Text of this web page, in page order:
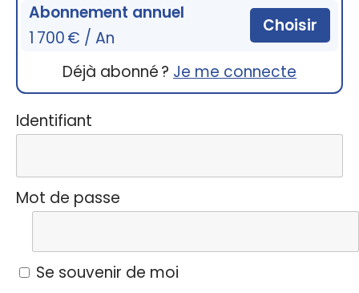
Abonnement annuel
1 700 € / An
Choisir
Déjà abonné ? Je me connecte
Identifiant
Mot de passe
Se souvenir de moi